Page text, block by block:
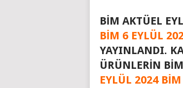
BIM AKTÜEL
BIM 6 EYLÜL
YAYINLANDI.
ÜRÜNLERIN
EYLÜL 2024 BIM